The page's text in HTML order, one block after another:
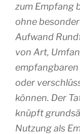
zum Empfang
ohne
Aufwand
von Art,
oder
können. Der
knüpft
Nutzung als